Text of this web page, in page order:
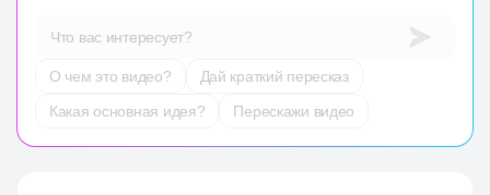
Что вас интересует?
О чем это видео?
Дай краткий пересказ
Какая основная идея?
Перескажи видео